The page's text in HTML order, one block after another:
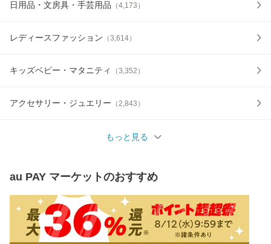
日用品・文房具・手芸用品 （4,173 ）
レディースファッション （3,614）
キッズベビー・マタニティ （3,352 ）
アクセサリー・ジュエリー （2,843 ）
もっと見る
au PAY マーケットのおすすめ